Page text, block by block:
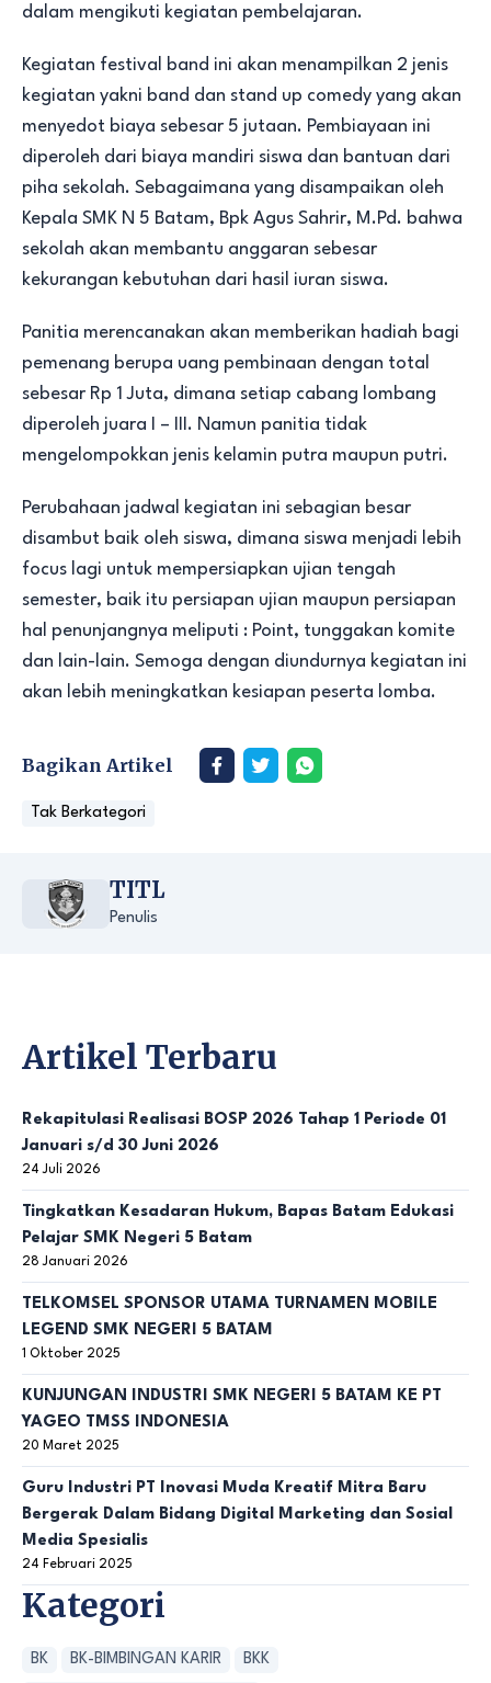
dalam mengikuti kegiatan pembelajaran.
Kegiatan festival band ini akan menampilkan 2 jenis
kegiatan yakni band dan stand up comedy yang akan
menyedot biaya sebesar 5 jutaan. Pembiayaan ini
diperoleh dari biaya mandiri siswa dan bantuan dari
piha sekolah. Sebagaimana yang disampaikan oleh
Kepala SMK N 5 Batam, Bpk Agus Sahrir, M.Pd. bahwa
sekolah akan membantu anggaran sebesar
kekurangan kebutuhan dari hasil iuran siswa.
Panitia merencanakan akan memberikan hadiah bagi
pemenang berupa uang pembinaan dengan total
sebesar Rp 1 Juta, dimana setiap cabang lombang
diperoleh juara I – III. Namun panitia tidak
mengelompokkan jenis kelamin putra maupun putri.
Perubahaan jadwal kegiatan ini sebagian besar
disambut baik oleh siswa, dimana siswa menjadi lebih
focus lagi untuk mempersiapkan ujian tengah
semester, baik itu persiapan ujian maupun persiapan
hal penunjangnya meliputi : Point, tunggakan komite
dan lain-lain. Semoga dengan diundurnya kegiatan ini
akan lebih meningkatkan kesiapan peserta lomba.
Bagikan Artikel
Tak Berkategori
TITL
Penulis
Artikel Terbaru
Rekapitulasi Realisasi BOSP 2026 Tahap 1 Periode 01
Januari s/d 30 Juni 2026
24 Juli 2026
Tingkatkan Kesadaran Hukum, Bapas Batam Edukasi
Pelajar SMK Negeri 5 Batam
28 Januari 2026
TELKOMSEL SPONSOR UTAMA TURNAMEN MOBILE
LEGEND SMK NEGERI 5 BATAM
1 Oktober 2025
KUNJUNGAN INDUSTRI SMK NEGERI 5 BATAM KE PT
YAGEO TMSS INDONESIA
20 Maret 2025
Guru Industri PT Inovasi Muda Kreatif Mitra Baru
Bergerak Dalam Bidang Digital Marketing dan Sosial
Media Spesialis
24 Februari 2025
Kategori
BK BK-BIMBINGAN KARIR BKK